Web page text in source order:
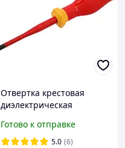
Отвертка крестовая
диэлектрическая
YATO SL/PZ2х100/208мм
YT-282663
Готово к отправке
5.0 (6)